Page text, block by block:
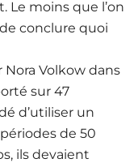
Le moins que l’on
conclure quoi
Volkow dans
sur 47
d’utiliser un
de 50
ils devaient